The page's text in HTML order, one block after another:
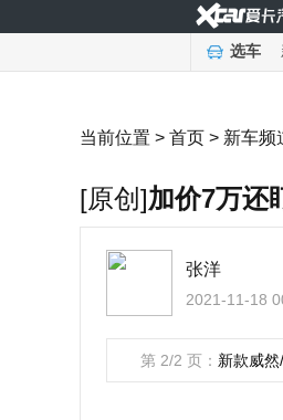
选车
当前位置 > 首页 > 新车频
[原创]加价7万还
张洋
2021-11-18
第 2/2 页： 新款威